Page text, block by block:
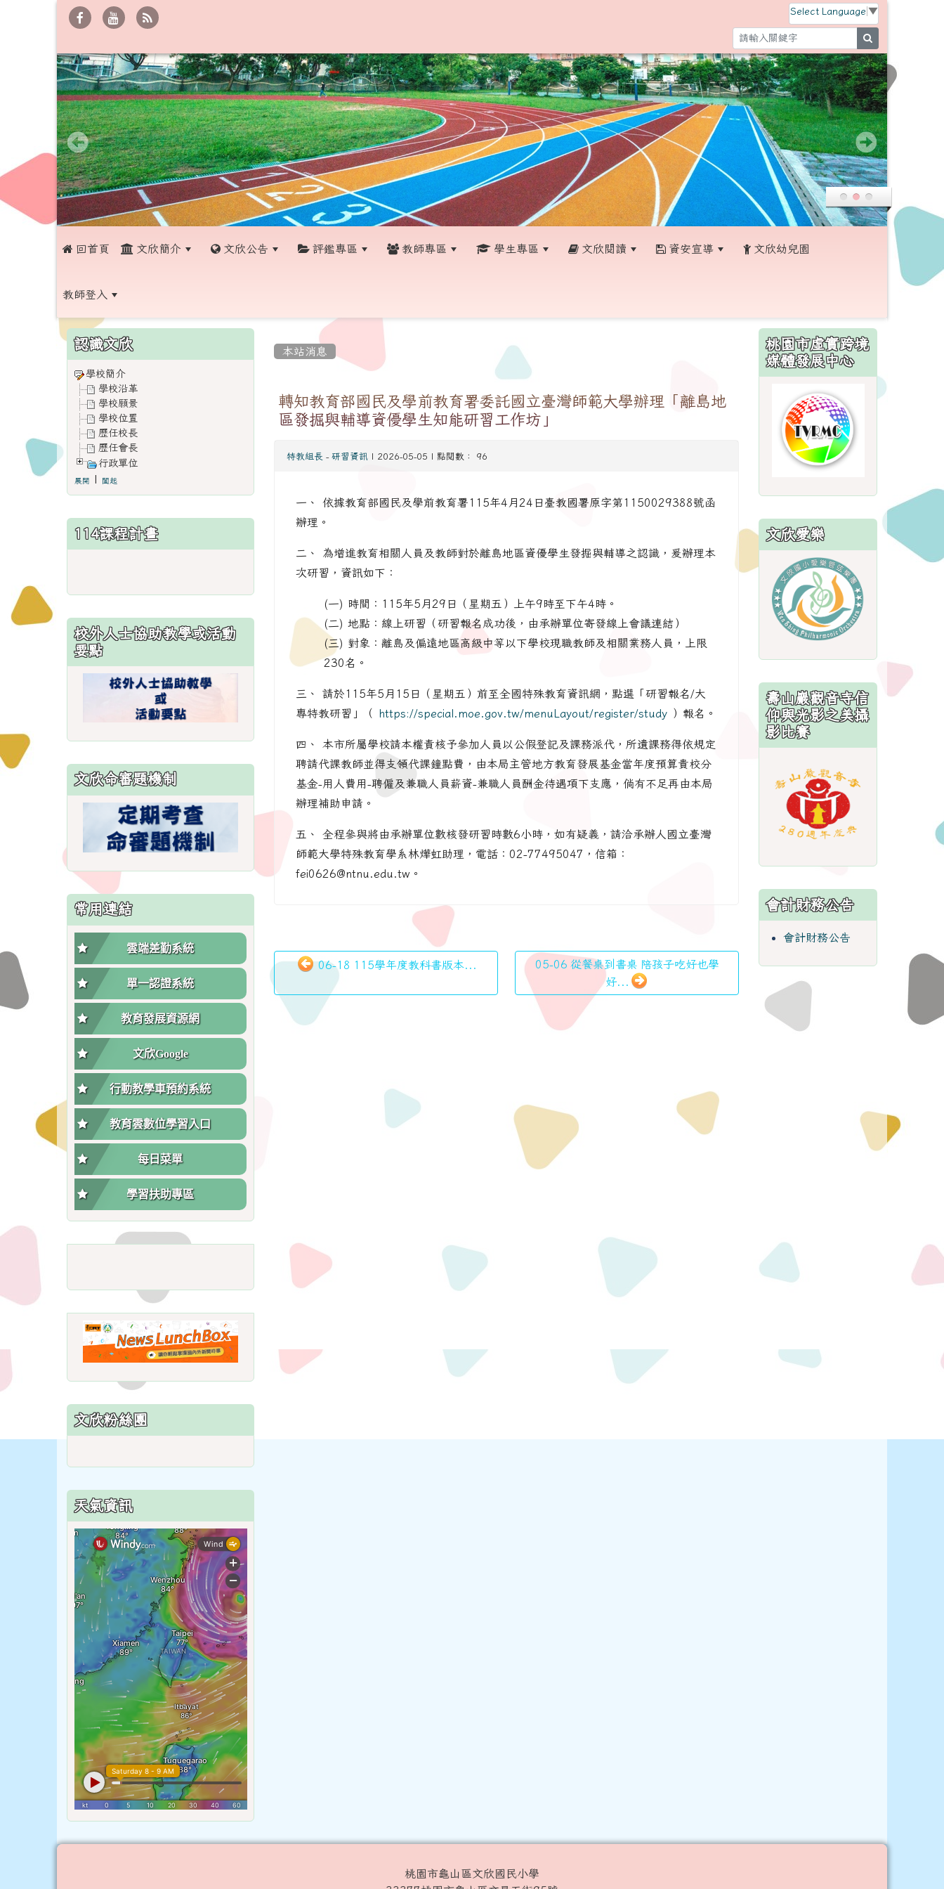
Select Language ▼
 回首頁 文欣簡介 文欣公告 評鑑專區 教師專區 學生專區 文欣閱讀 資安宣導 文欣幼兒園
教師登入
本站消息
轉知教育部國民及學前教育署委託國立臺灣師範大學辦理「離島地
區發掘與輔導資優學生知能研習工作坊」
特教組長 -研習資訊 | 2026-05-05 | 點閱數： 96
一、 依據教育部國民及學前教育署115年4月24日臺教國署原字第1150029388號函
辦理。
二、 為增進教育相關人員及教師對於離島地區資優學生發掘與輔導之認識，爰辦理本
次研習，資訊如下：
(一) 時間：115年5月29日（星期五）上午9時至下午4時。
(二) 地點：線上研習（研習報名成功後，由承辦單位寄發線上會議連結）
(三) 對象：離島及偏遠地區高級中等以下學校現職教師及相關業務人員，上限
230名。
三、 請於115年5月15日（星期五）前至全國特殊教育資訊網，點選「研習報名/大
專特教研習」（
https://special.moe.gov.tw/menuLayout/register/study ）報名。
四、 本市所屬學校請本權責核予參加人員以公假登記及課務派代，所遺課務得依規定
聘請代課教師並得支領代課鐘點費，由本局主管地方教育發展基金當年度預算貴校分
基金-用人費用-聘僱及兼職人員薪資-兼職人員酬金待遇項下支應，倘有不足再由本局
辦理補助申請。
五、 全程參與將由承辦單位數核發研習時數6小時，如有疑義，請洽承辦人國立臺灣
師範大學特殊教育學系林燁虹助理，電話：02-77495047，信箱：
fei0626@ntnu.edu.tw。
06-18 115學年度教科書版本...
05-06 從餐桌到書桌 陪孩子吃好也學
好...
:::
認識文欣
學校簡介
學校沿革
學校願景
學校位置
歷任校長
歷任會長
行政單位
展開 | 闔起
114課程計畫
https://www.weses.tyc.edu.tw/modules/tadnews/page.php?
ncsn=11&nsn=29
\
校外人士協助教學或活動
要點
文欣命審題機制
常用連結
雲端差勤系統
單一認證系統
教育發展資源網
文欣Google
行動教學車預約系統
教育雲數位學習入口
每日菜單
學習扶助專區
https://roadsafetymonth.yam.com/
https://www.icrt.com.tw/app/news-
文欣粉絲團
天氣資訊
:::
桃園市虛實跨境
媒體發展中心
文欣愛樂
壽山巖觀音寺信
仰與光影之美攝
影比賽
會計財務公告
會計財務公告
桃園市龜山區文欣國民小學